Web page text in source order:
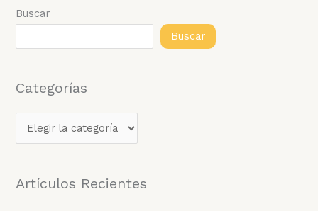
Digestivo
Buscar
Buscar
Categorías
a
e
Artículos Recientes